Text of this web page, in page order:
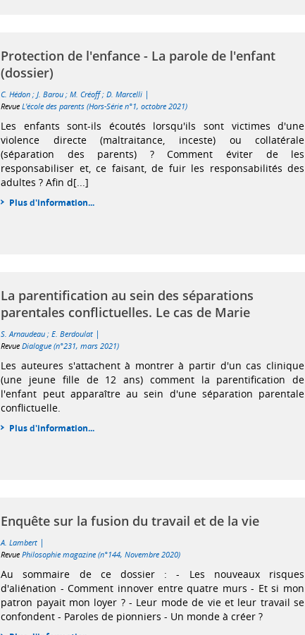
Protection de l'enfance - La parole de l'enfant
(dossier)
C. Hédon ;J. Barou ;M. Créoff;D. Marcelli |
RevueL'école des parents (Hors-Série n°1, octobre 2021)
Les enfants sont-ils écoutés lorsqu'ils sont victimes d'une
violence directe (maltraitance, inceste) ou collatérale
(séparation des parents) ? Comment éviter de les
responsabiliser et, ce faisant, de fuir les responsabilités des
adultes ? Afin d[...]
Plus d'information...
La parentification au sein des séparations
parentales conflictuelles. Le cas de Marie
S. Arnaudeau ;E. Berdoulat |
RevueDialogue (n°231, mars 2021)
Les auteures s'attachent à montrer à partir d'un cas clinique
(une jeune fille de 12 ans) comment la parentification de
l'enfant peut apparaître au sein d'une séparation parentale
conflictuelle.
Plus d'information...
Enquête sur la fusion du travail et de la vie
A. Lambert |
RevuePhilosophie magazine (n°144, Novembre 2020)
Au sommaire de ce dossier : - Les nouveaux risques
d'aliénation - Comment innover entre quatre murs - Et si mon
patron payait mon loyer ? - Leur mode de vie et leur travail se
confondent - Paroles de pionniers - Un monde à créer ?